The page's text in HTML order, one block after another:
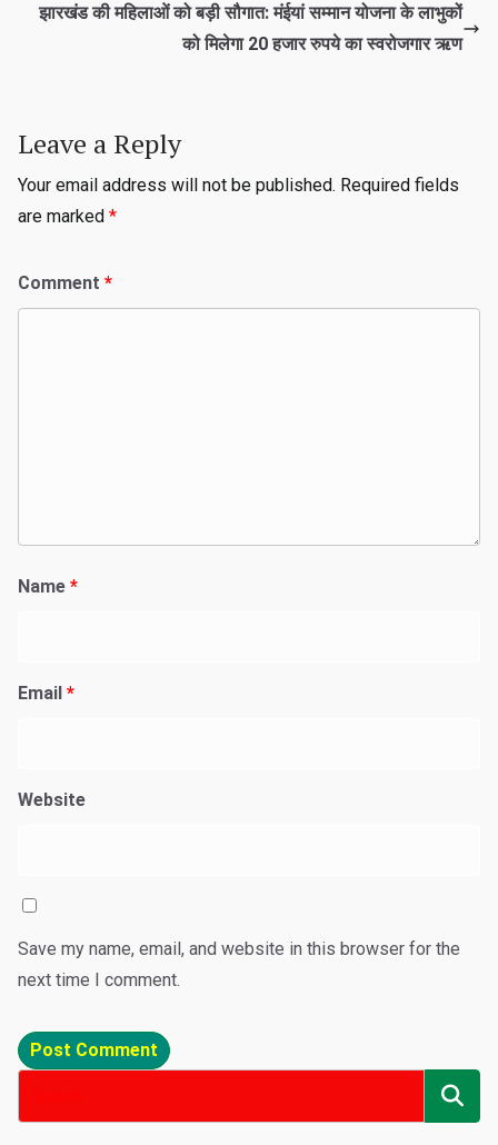
झारखंड की महिलाओं को बड़ी सौगात: मंईयां सम्मान योजना के लाभुकों
को मिलेगा 20 हजार रुपये का स्वरोजगार ऋण
Leave a Reply
Your email address will not be published. Required fields
are marked *
Comment *
Name *
Email *
Website
Save my name, email, and website in this browser for the
next time I comment.